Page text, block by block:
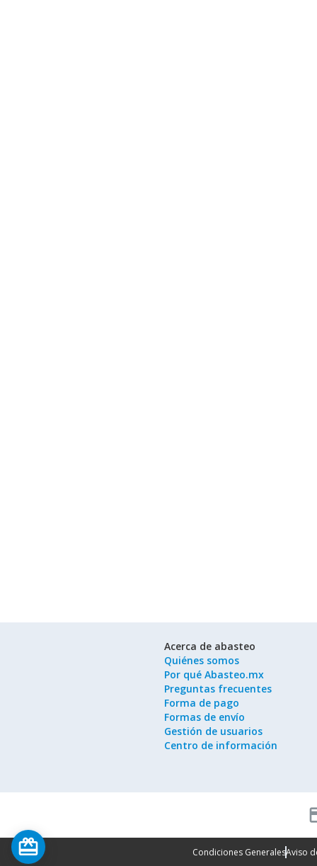
Acerca de abasteo
Quiénes somos
Por qué Abasteo.mx
Preguntas frecuentes
Forma de pago
Formas de envío
Gestión de usuarios
Centro de información
Condiciones GeneralesAviso
card_giftcard